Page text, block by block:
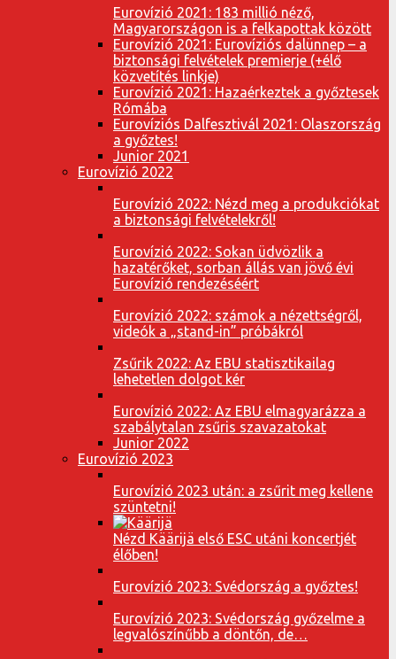
Eurovízió 2021: 183 millió néző,
Magyarországon is a felkapottak között
Eurovízió 2021: Eurovíziós dalünnep – a
biztonsági felvételek premierje (+élő
közvetítés linkje)
Eurovízió 2021: Hazaérkeztek a győztesek
Rómába
Eurovíziós Dalfesztivál 2021: Olaszország
a győztes!
Junior 2021
Eurovízió 2022
Eurovízió 2022: Nézd meg a produkciókat
a biztonsági felvételekről!
Eurovízió 2022: Sokan üdvözlik a
hazatérőket, sorban állás van jövő évi
Eurovízió rendezéséért
Eurovízió 2022: számok a nézettségről,
videók a „stand-in” próbákról
Zsűrik 2022: Az EBU statisztikailag
lehetetlen dolgot kér
Eurovízió 2022: Az EBU elmagyarázza a
szabálytalan zsűris szavazatokat
Junior 2022
Eurovízió 2023
Eurovízió 2023 után: a zsűrit meg kellene
szüntetni!
Nézd Käärijä első ESC utáni koncertjét
élőben!
Eurovízió 2023: Svédország a győztes!
Eurovízió 2023: Svédország győzelme a
legvalószínűbb a döntőn, de…